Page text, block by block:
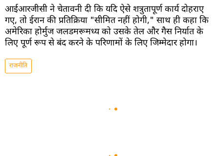
आईआरजीसी ने चेतावनी दी कि यदि ऐसे शत्रुतापूर्ण कार्य दोहराए
गए, तो ईरान की प्रतिक्रिया "सीमित नहीं होगी," साथ ही कहा कि
अमेरिका होर्मुज जलडमरूमध्य को उसके तेल और गैस निर्यात के
लिए पूर्ण रूप से बंद करने के परिणामों के लिए जिम्मेदार होगा।
राजनीति